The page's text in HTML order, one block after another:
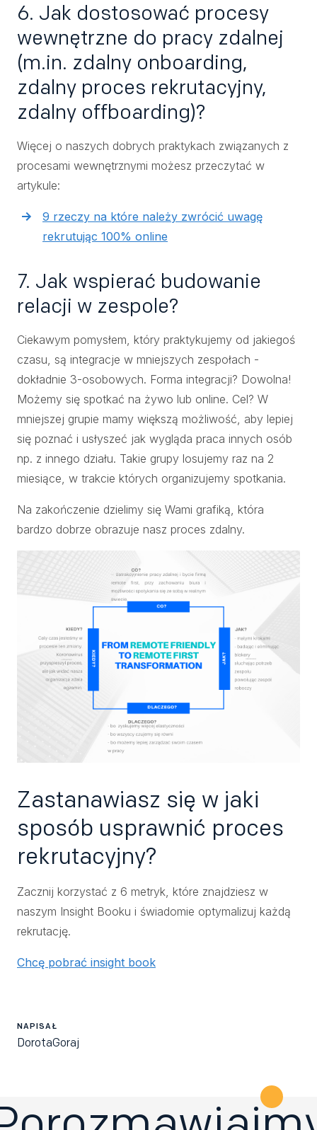
6. Jak dostosować procesy
wewnętrzne do pracy zdalnej
(m.in. zdalny onboarding,
zdalny proces rekrutacyjny,
zdalny offboarding)?
Więcej o naszych dobrych praktykach związanych z
procesami wewnętrznymi możesz przeczytać w
artykule:
9 rzeczy na które należy zwrócić uwagę
rekrutując 100% online
7. Jak wspierać budowanie
relacji w zespole?
Ciekawym pomysłem, który praktykujemy od jakiegoś
czasu, są integracje w mniejszych zespołach -
dokładnie 3-osobowych. Forma integracji? Dowolna!
Możemy się spotkać na żywo lub online. Cel? W
mniejszej grupie mamy większą możliwość, aby lepiej
się poznać i usłyszeć jak wygląda praca innych osób
np. z innego działu. Takie grupy losujemy raz na 2
miesiące, w trakcie których organizujemy spotkania.
Na zakończenie dzielimy się Wami grafiką, która
bardzo dobrze obrazuje nasz proces zdalny.
Zastanawiasz się w jaki
sposób usprawnić proces
rekrutacyjny?
Zacznij korzystać z 6 metryk, które znajdziesz w
naszym Insight Booku i świadomie optymalizuj każdą
rekrutację.
Chcę pobrać insight book
NAPISAŁ
DorotaGoraj